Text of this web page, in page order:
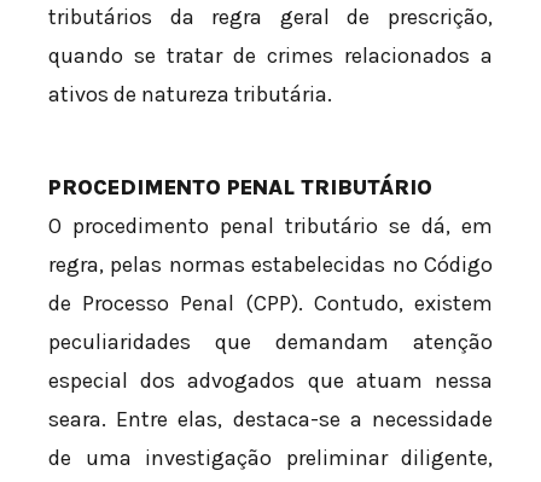
tributários da regra geral de prescrição,
quando se tratar de crimes relacionados a
ativos de natureza tributária.
PROCEDIMENTO PENAL TRIBUTÁRIO
O procedimento penal tributário se dá, em
regra, pelas normas estabelecidas no Código
de Processo Penal (CPP). Contudo, existem
peculiaridades que demandam atenção
especial dos advogados que atuam nessa
seara. Entre elas, destaca-se a necessidade
de uma investigação preliminar diligente,